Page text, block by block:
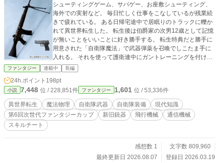
シューティングゲーム、サバゲー、お座敷シューティング、
海外での実射など。 毎日忙しく仕事をこなしているが残業続
きで疲れている。 ある日帰宅途中で居眠りのトラックに轢か
れて異世界転生した。 転生後は伯爵家の次男12歳として記憶
が無いことをいいことに好き勝手する。 転生特典だと勝手に
用意された「自衛隊魔法」で武器弾薬を召喚でしこたま手に
入れる。 それを使って護衛連中にガントレーニングを付けて
悦に入っていたところ、だんだん自分の立場に制限が加わっ
て来たので、いっちょ異世界版鉄砲鍛冶をすることにした。
魔獣なんかもかなり強い奴が闊歩する世界なので自衛隊の武
器は最適なんだけど、あまり派手に使うとしがない伯爵の次
男では拉致されてこき使われるのが目に見えている。 ならば
こっちの技術だけで出来ることに俺の前世での知識を注入
し、チートレベルまで引き上げれば俺の存在は目立たなくな
ファンタジー 連載中 長編
24h.ポイント 198pt
小説 7,448 位 / 228,851件 ファンタジー 1,601 位 / 53,336件
異世界転生 魔法物理 自衛隊武器 自衛隊装備
現代知識
第6回次世代ファンタジーカップ
新旧銃器 飛行機械
通信機械
スキルチート
感想数 1
文字数 809,960
最終更新日 2026.08.07
登録日 2026.03.19